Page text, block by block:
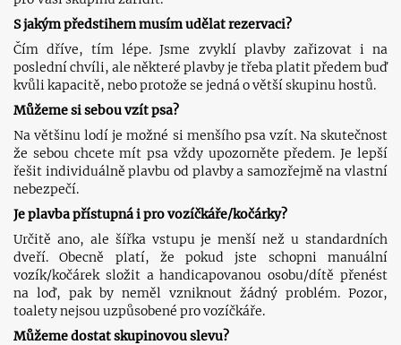
S jakým předstihem musím udělat rezervaci?
Čím dříve, tím lépe. Jsme zvyklí plavby zařizovat i na
poslední chvíli, ale některé plavby je třeba platit předem buď
kvůli kapacitě, nebo protože se jedná o větší skupinu hostů.
Můžeme si sebou vzít psa?
Na většinu lodí je možné si menšího psa vzít. Na skutečnost
že sebou chcete mít psa vždy upozorněte předem. Je lepší
řešit individuálně plavbu od plavby a samozřejmě na vlastní
nebezpečí.
Je plavba přístupná i pro vozíčkáře/kočárky?
Určitě ano, ale šířka vstupu je menší než u standardních
dveří. Obecně platí, že pokud jste schopni manuální
vozík/kočárek složit a handicapovanou osobu/dítě přenést
na loď, pak by neměl vzniknout žádný problém. Pozor,
toalety nejsou uzpůsobené pro vozíčkáře.
Můžeme dostat skupinovou slevu?